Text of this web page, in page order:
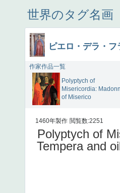
世界のタグ名画
ピエロ・デラ・フ
作家作品一覧
Polyptych of
Misericordia:
of Miserico
1460年製作 閲覧数:2251
Polyptych of
Tempera and